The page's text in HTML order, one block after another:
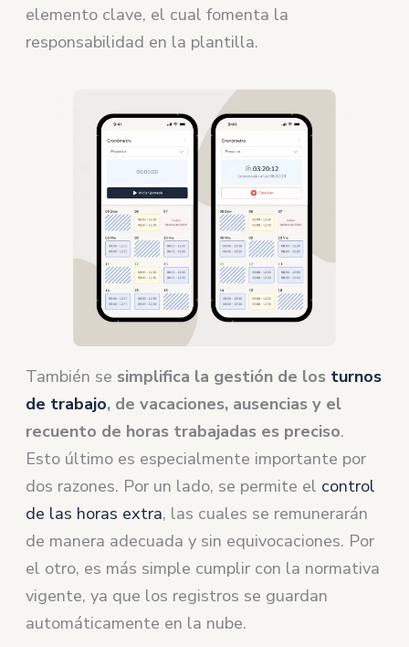
elemento clave, el cual fomenta la
responsabilidad en la plantilla.
También se simplifica la gestión de los turnos
de trabajo, de vacaciones, ausencias y el
recuento de horas trabajadas es preciso.
Esto último es especialmente importante por
dos razones. Por un lado, se permite el control
de las horas extra, las cuales se remunerarán
de manera adecuada y sin equivocaciones. Por
el otro, es más simple cumplir con la normativa
vigente, ya que los registros se guardan
automáticamente en la nube.